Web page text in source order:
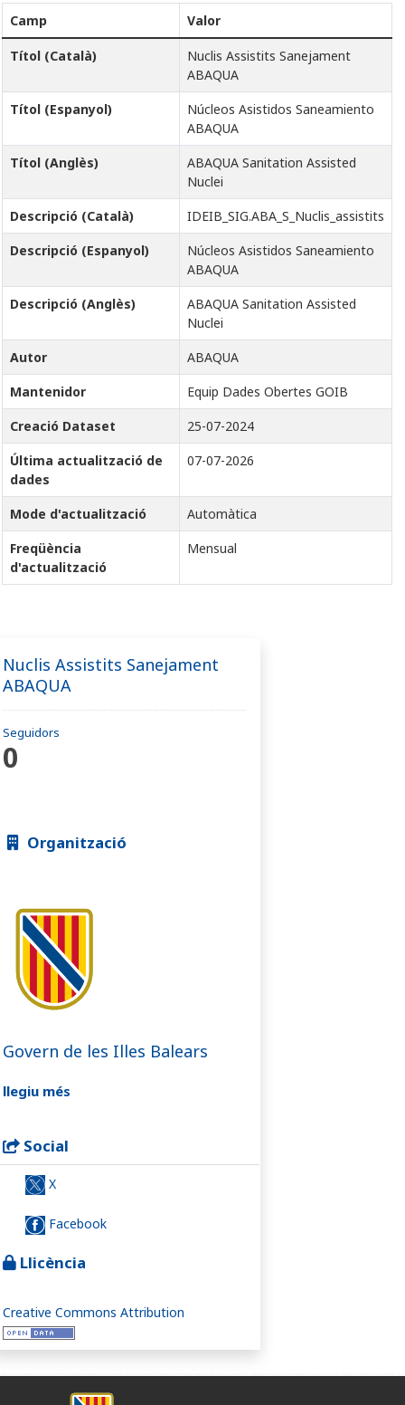
Nuclis Assistits Sanejament
ABAQUA
Seguidors
0
Organització
Govern de les Illes Balears
llegiu més
Social
X
Facebook
Llicència
Creative Commons Attribution
Camp Valor
Títol (Català)
Nuclis Assistits Sanejament
ABAQUA
Títol (Espanyol)
Núcleos Asistidos Saneamiento
ABAQUA
Títol (Anglès)
ABAQUA Sanitation Assisted
Nuclei
Descripció (Català)
IDEIB_SIG.ABA_S_Nuclis_assistits
Descripció (Espanyol)
Núcleos Asistidos Saneamiento
ABAQUA
Descripció (Anglès)
ABAQUA Sanitation Assisted
Nuclei
Autor
ABAQUA
Mantenidor
Equip Dades Obertes GOIB
Creació Dataset
25-07-2024
Última actualització de
dades
07-07-2026
Mode d'actualització
Automàtica
Freqüència
d'actualització
Mensual